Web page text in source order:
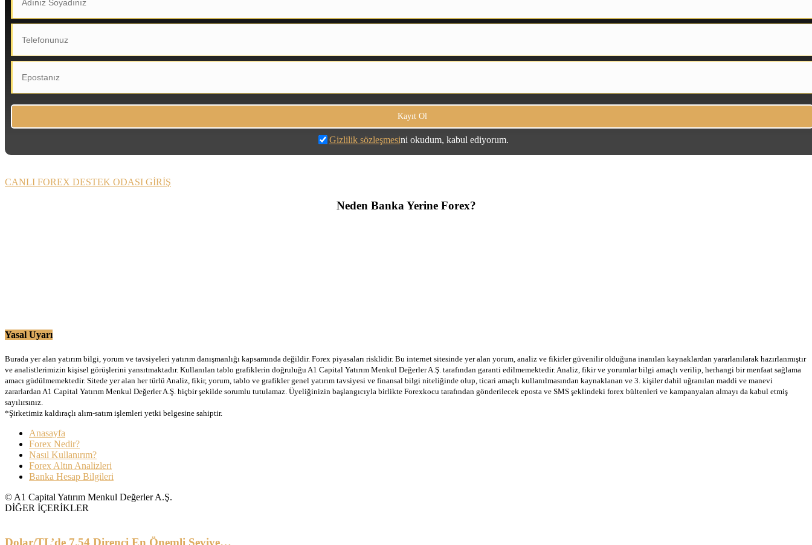
Gizlilik sözleşmesini okudum, kabul ediyorum.
CANLI FOREX DESTEK ODASI GİRİŞ
Neden Banka Yerine Forex?
Yasal Uyarı
Burada yer alan yatırım bilgi, yorum ve tavsiyeleri yatırım danışmanlığı kapsamında değildir. Forex piyasaları risklidir. Bu internet sitesinde yer alan yorum, analiz ve fikirler güvenilir olduğuna inanılan kaynaklardan yararlanılarak hazırlanmıştır
ve analistlerimizin kişisel görüşlerini yansıtmaktadır. Kullanılan tablo grafiklerin doğruluğu A1 Capital Yatırım Menkul Değerler A.Ş. tarafından garanti edilmemektedir. Analiz, fikir ve yorumlar bilgi amaçlı verilip, herhangi bir menfaat sağlama
amacı güdülmemektedir. Sitede yer alan her türlü Analiz, fikir, yorum, tablo ve grafikler genel yatırım tavsiyesi ve finansal bilgi niteliğinde olup, ticari amaçlı kullanılmasından kaynaklanan ve 3. kişiler dahil uğranılan maddi ve manevi
zararlardan A1 Capital Yatırım Menkul Değerler A.Ş. hiçbir şekilde sorumlu tutulamaz. Üyeliğinizin başlangıcıyla birlikte Forexkocu tarafından gönderilecek eposta ve SMS şeklindeki forex bültenleri ve kampanyaları almayı da kabul etmiş
sayılırsınız.
*Şirketimiz kaldıraçlı alım-satım işlemleri yetki belgesine sahiptir.
Anasayfa
Forex Nedir?
Nasıl Kullanırım?
Forex Altın Analizleri
Banka Hesap Bilgileri
© A1 Capital Yatırım Menkul Değerler A.Ş.
DİĞER İÇERİKLER
Dolar/TL’de 7.54 Direnci En Önemli Seviye…